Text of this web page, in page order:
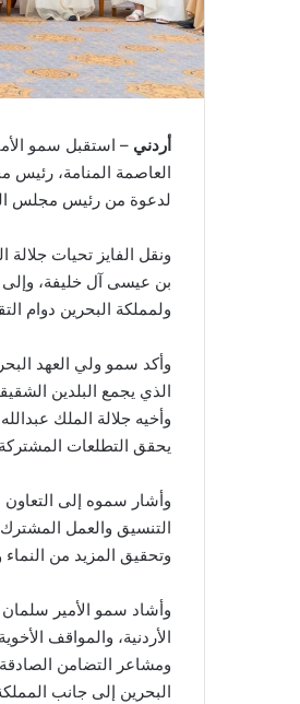
أردني – استقبل سمو
العاصمة المنامة، رئيس
لدعوة من رئيس مجلس
ونقل الفايز تحيات جلالة
بن عيسى آل خليفة، وإلى
ولمملكة البحرين دوام
وأكد سمو ولي العهد
الذي يجمع البلدين
وأخيه جلالة الملك
يحقق التطلعات المشتركة
وأشار سموه إلى التعاون
التنسيق والعمل المشترك
وتحقيق المزيد من النماء
وأشاد سمو الأمير سلمان
الأردنية، والمواقف
ومشاعر التضامن الصادقة
البحرين إلى جانب